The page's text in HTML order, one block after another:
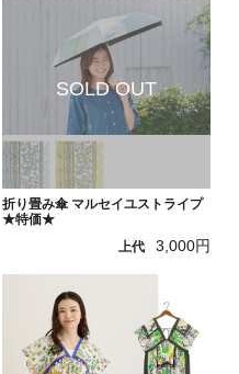
折り畳み傘 マルセイユストライプ
★特価★
上代
3,000円